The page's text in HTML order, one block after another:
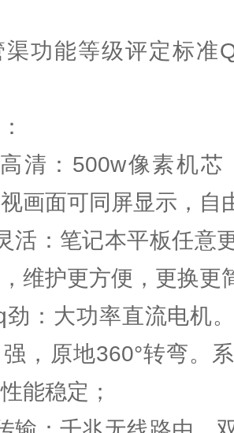
渠功能等级评定标准
清：500w像素机
画面可同屏显示，自
活：笔记本平板任意
维护更方便，更换更
劲：大功率直流电机
，原地360°转弯。
能稳定；